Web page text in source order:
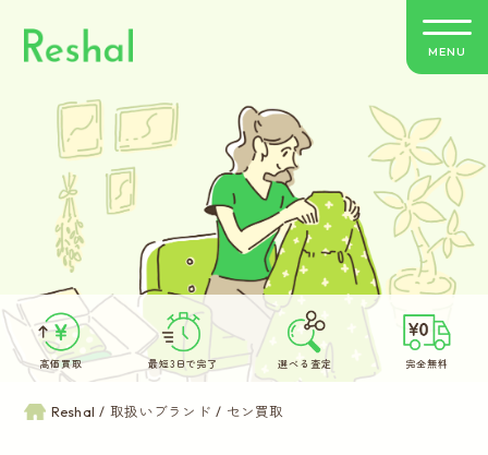
リシャールの特徴
買取方法のご案内
取扱いブランド
よくあるご質問
お客さまの声
MENU
高価買取 最短3日で完了 選べる査定 完全無料
Reshal 取扱いブランド セン買取